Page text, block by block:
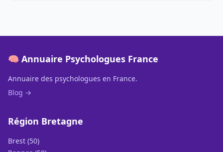
🧠 Annuaire Psychologues France
Annuaire des psychologues en France.
Blog →
Région Bretagne
Brest (50)